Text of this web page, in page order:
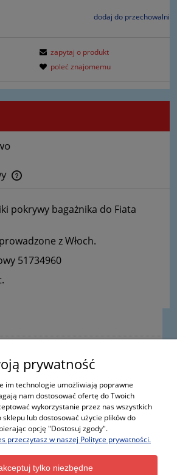
dodaj do przechowalni
zapytaj o produkt
poleć znajomemu
kosztów płatności
pokrywy bagażnika do Fiata
z Włoch.
51734960
Informacje
Moje konto
prywatność
im technologie umożliwiają poprawne
nam dostosować ofertę do Twoich
wykorzystanie przez nas wszystkich
lub dostosować użycie plików do
opcję "Dostosuj zgody".
przeczytasz w naszej Polityce prywatności.
tylko niezbędne